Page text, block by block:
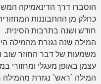
הוסברו דרך הדינאמיקה
כחלק מן ההתבוננות
חודש ושנה בתרבות הסינית.
המילה שנה נגזרת מהמילה
משמעות של דבר החוזר שוב
עצמן באופן מעגלי ומחזורי
המילה ´ראש´ נגזרת